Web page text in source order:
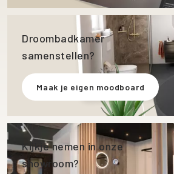
Droombadkamer
samenstellen?
Maak je eigen moodboard
Kijkje nemen in onze
showroom?